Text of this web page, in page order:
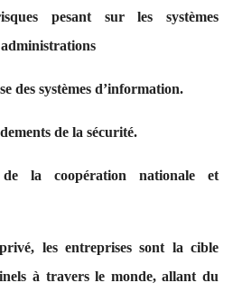
pesant sur les systèmes
des systèmes d’information.
de la sécurité.
la coopération nationale et
les entreprises sont la cible
à travers le monde, allant du